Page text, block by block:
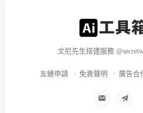
文尼先生搭建服務
友鏈申請 免責聲明 廣告合